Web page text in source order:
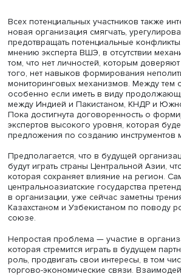
чем средние и малые. Первые,
помощью усилить свое влияние, а
будет не так легко получить
Совещания по взаимодействию и
kremlin.ru